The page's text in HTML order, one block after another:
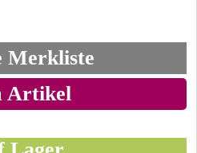
Merkliste
Artikel